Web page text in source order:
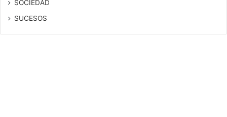
SOCIEDAD
SUCESOS